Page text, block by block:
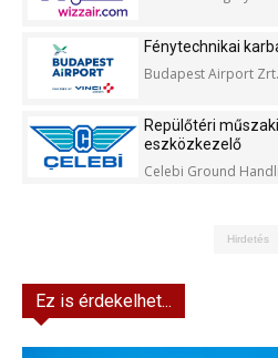
Fénytechnikai
Budapest Airport Zrt.
Repülőtéri műszaki
eszközkezelő
Celebi Ground
Hirdetés
Ez is érdekelhet...